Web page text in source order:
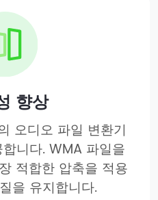
향상
오디오 파일 변환기
니다. WMA 파일을
적합한 압축을 적용
을 유지합니다.